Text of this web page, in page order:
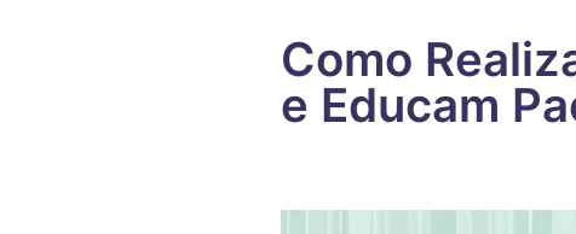
Como
e Educam